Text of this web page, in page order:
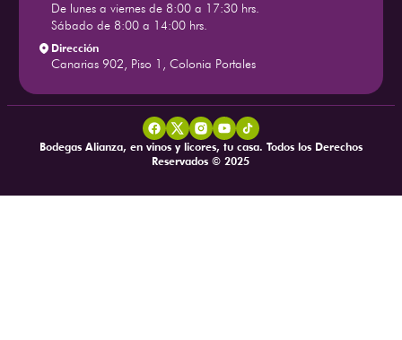
De lunes a viernes de 8:00 a 17:30 hrs.
Sábado de 8:00 a 14:00 hrs.
Dirección
Canarias 902, Piso 1, Colonia Portales
Bodegas Alianza, en vinos y licores, tu casa. Todos los Derechos
Reservados © 2025